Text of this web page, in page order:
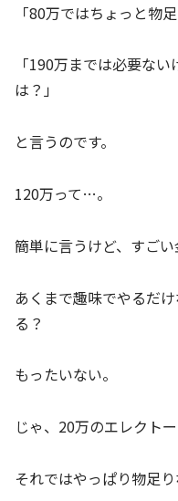
「80万ではちょっと物
「190万までは必要な
は？」
と言うのです。
120万って…。
簡単に言うけど、すごい
あくまで趣味でやるだ
る？
もったいない。
じゃ、20万のエレクト
それではやっぱり物足り